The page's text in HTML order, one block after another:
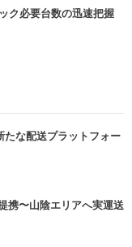
ク必要台数の迅速把握
な配送プラットフォー
携〜山陰エリアへ実運送